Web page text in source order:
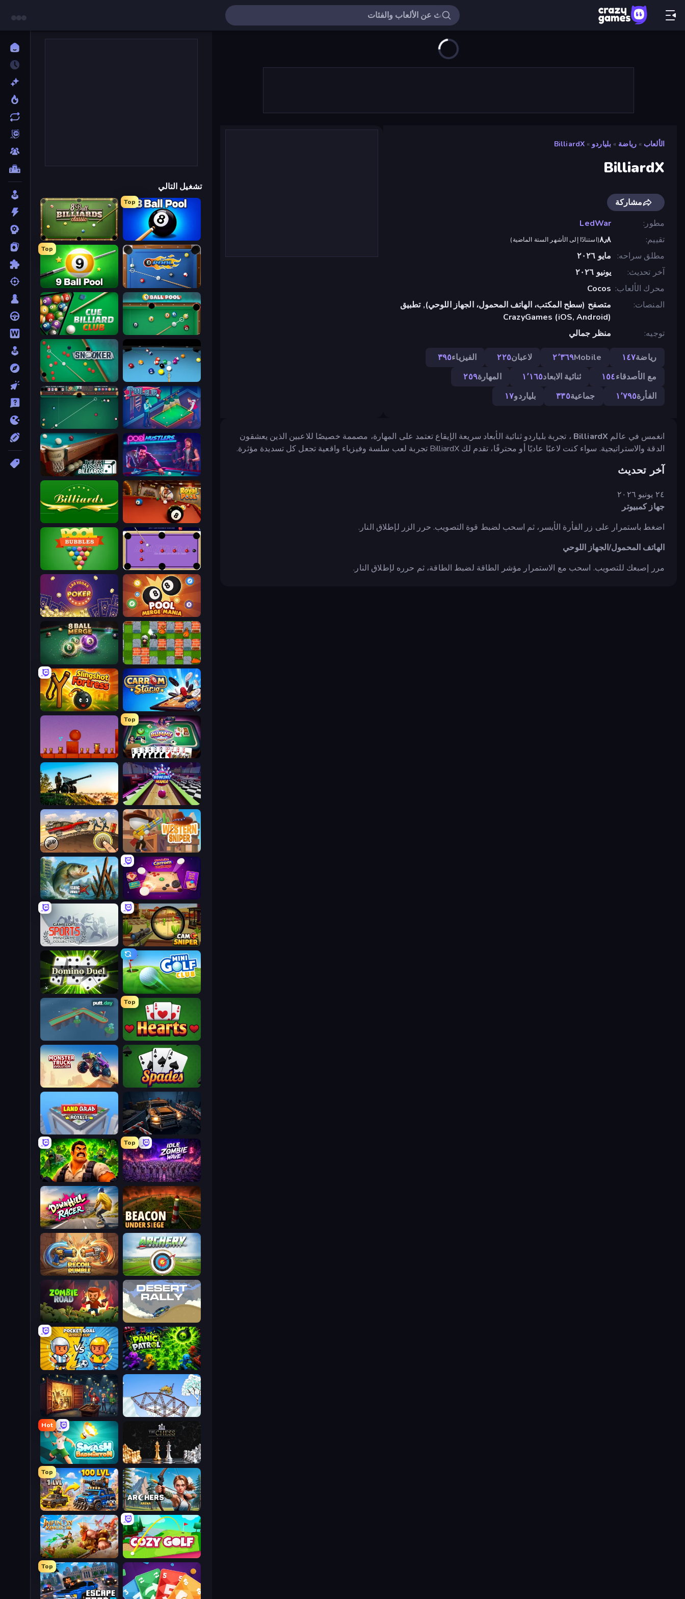
الألعاب » رياضة » بلياردو »
BilliardX
BilliardX
مشاركة
مطور
LedWar
تقييم
٨٫٨(استنادًا إلى الأشهر الستة الماضية)
مطلق سراحه
مايو ٢٠٢٦
آخر تحديث
يونيو ٢٠٢٦
محرك الألعاب Cocos
المنصات
متصفح (سطح المكتب، الهاتف المحمول، الجهاز اللوحي), تطبيق
CrazyGames (iOS, Android)
توجيه
منظر جمالي
رياضة١٤٧ Mobile٢٬٣٦٩ لاعبان٢٢٥ الفيزياء٣٩٥
مع الأصدقاء١٥٤ ثنائية الابعاد١٬١٦٥ المهارة٢٥٩
الفأرة١٬٧٩٥ جماعية٣٣٥ بلياردو١٧
انغمس في عالم BilliardX ، تجربة بلياردو ثنائية الأبعاد سريعة الإيقاع تعتمد على المهارة، مصممة خصيصًا للاعبين الذين يعشقون
الدقة والاستراتيجية. سواء كنت لاعبًا عاديًا أو محترفًا، تقدم لك BilliardX تجربة لعب سلسة وفيزياء واقعية تجعل كل تسديدة مؤثرة.
آخر تحديث
٢٤ يونيو ٢٠٢٦
جهاز كمبيوتر
اضغط باستمرار على زر الفأرة الأيسر، ثم اسحب لضبط قوة التصويب. حرر الزر لإطلاق النار.
الهاتف المحمول/الجهاز اللوحي
مرر إصبعك للتصويب. اسحب مع الاستمرار مؤشر الطاقة لضبط الطاقة، ثم حرره لإطلاق النار.
تشغيل التالي
Top
8 Ball Pool Billiards Multiplayer
8 Ball Billiards Classic
8 Ball Pool
Top
9 Ball Pool Online Multiplayer
9 Ball Pool
Cue Billiard Club
Billiards Pool 8
Snooker
Pool Club
Mafia Billiard Tricks
Pool Hustlers
The Best Russian Billiards
Royal Pool
Billiards
Blast Billiards 4
Pool Bubbles
Pool Merge Mania
Las Vegas Poker
Bomber Friends
8 Ball Merge
Carrom Stars.io
Slingshot Fortress
Top
Gin Rummy Mania
Bounce Return
Super Bowling Mania
Artillery Vs Tanks
Western Sniper
Earn to Die: Zombie Ride
Fishing Anomaly
Camo Sniper
Gameloft Sports Minigame Collection
Mini Golf Club
Domino Duel
Top
Hearts: Classic
putt.day
Spades
Monster Truck Evolution
Cars vs Zombies
Landgrab Royale
Top
Idle Zombie Wave: Survivors
Zombie Lab Escape
Beacon Under Siege
Downhill Racer
Archery World Tour
Recoil Rumble
Desert Rally
Zombie Road
Panic Patrol
Pocket Goal: World Cup
Railway Bridge
Container Auction
The Chess
Hot
Smash Badminton
Archers Arena
Top
AOD - Art Of Defense
Cozy Golf
Infinity Kingdom
Top